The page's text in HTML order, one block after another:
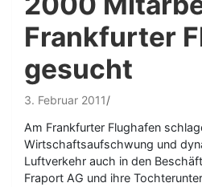
Frankfurter
gesucht
3. Februar 2011
Am Frankfurter Flughafen
Wirtschaftsaufschwung und
Luftverkehr auch in den
Fraport AG und ihre